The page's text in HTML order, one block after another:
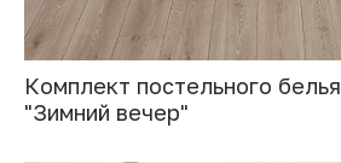
Комплект постельного белья
"Зимний вечер"